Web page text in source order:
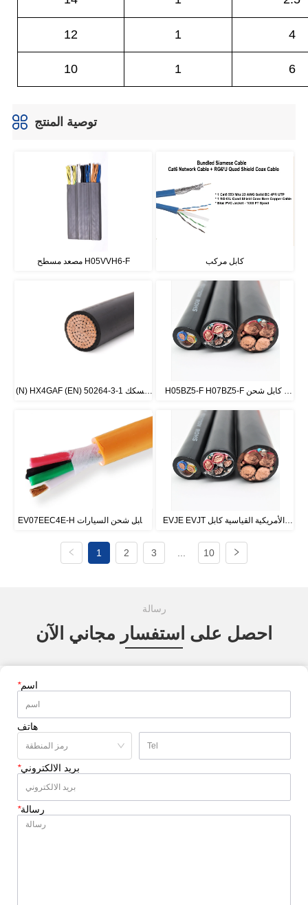
توصية المنتج
مصعد مسطح H05VVH6-F كابل مركب
(N) HX4GAF (EN) 50264-3-1 السكك
H05BZ5-F H07BZ5-F كابل شحن
السيارات الكهربائية
EV07EEC4E-H كابل شحن السيارات
EVJE EVJT الأمريكية القياسية كابل
1 2 3 10
رسالة
احصل على استفسار مجاني الآن
*اسم
هاتف
*بريد الالكتروني
*رسالة